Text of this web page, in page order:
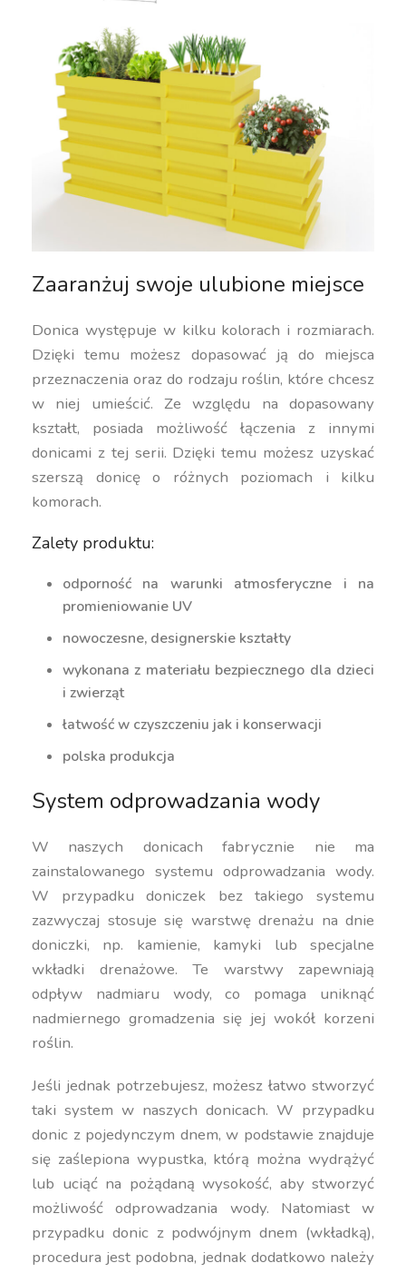
Zaaranżuj swoje ulubione miejsce
Donica występuje w kilku kolorach i rozmiarach.
Dzięki temu możesz dopasować ją do miejsca
przeznaczenia oraz do rodzaju roślin, które chcesz
w niej umieścić. Ze względu na dopasowany
kształt, posiada możliwość łączenia z innymi
donicami z tej serii. Dzięki temu możesz uzyskać
szerszą donicę o różnych poziomach i kilku
komorach.
Zalety produktu:
odporność na warunki atmosferyczne i na
promieniowanie UV
nowoczesne, designerskie kształty
wykonana z materiału bezpiecznego dla dzieci
i zwierząt
łatwość w czyszczeniu jak i konserwacji
polska produkcja
System odprowadzania wody
W naszych donicach fabrycznie nie ma
zainstalowanego systemu odprowadzania wody.
W przypadku doniczek bez takiego systemu
zazwyczaj stosuje się warstwę drenażu na dnie
doniczki, np. kamienie, kamyki lub specjalne
wkładki drenażowe. Te warstwy zapewniają
odpływ nadmiaru wody, co pomaga uniknąć
nadmiernego gromadzenia się jej wokół korzeni
roślin.
Jeśli jednak potrzebujesz, możesz łatwo stworzyć
taki system w naszych donicach. W przypadku
donic z pojedynczym dnem, w podstawie znajduje
się zaślepiona wypustka, którą można wydrążyć
lub uciąć na pożądaną wysokość, aby stworzyć
możliwość odprowadzania wody. Natomiast w
przypadku donic z podwójnym dnem (wkładką),
procedura jest podobna, jednak dodatkowo należy